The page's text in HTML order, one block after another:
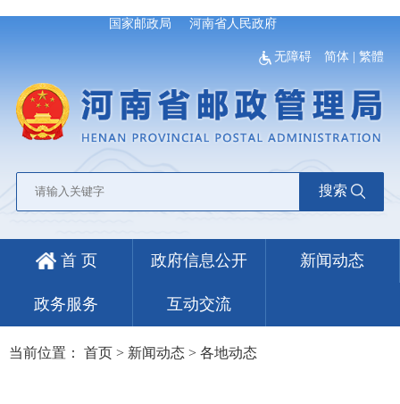
国家邮政局 河南省人民政府
无障碍 简体 |繁體
搜索
首 页 政府信息公开 新闻动态
政务服务 互动交流
当前位置： 首页 > 新闻动态 > 各地动态